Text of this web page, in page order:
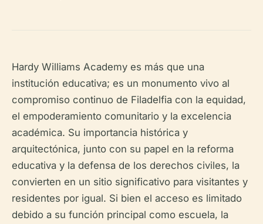
Hardy Williams Academy es más que una
institución educativa; es un monumento vivo al
compromiso continuo de Filadelfia con la equidad,
el empoderamiento comunitario y la excelencia
académica. Su importancia histórica y
arquitectónica, junto con su papel en la reforma
educativa y la defensa de los derechos civiles, la
convierten en un sitio significativo para visitantes y
residentes por igual. Si bien el acceso es limitado
debido a su función principal como escuela, la